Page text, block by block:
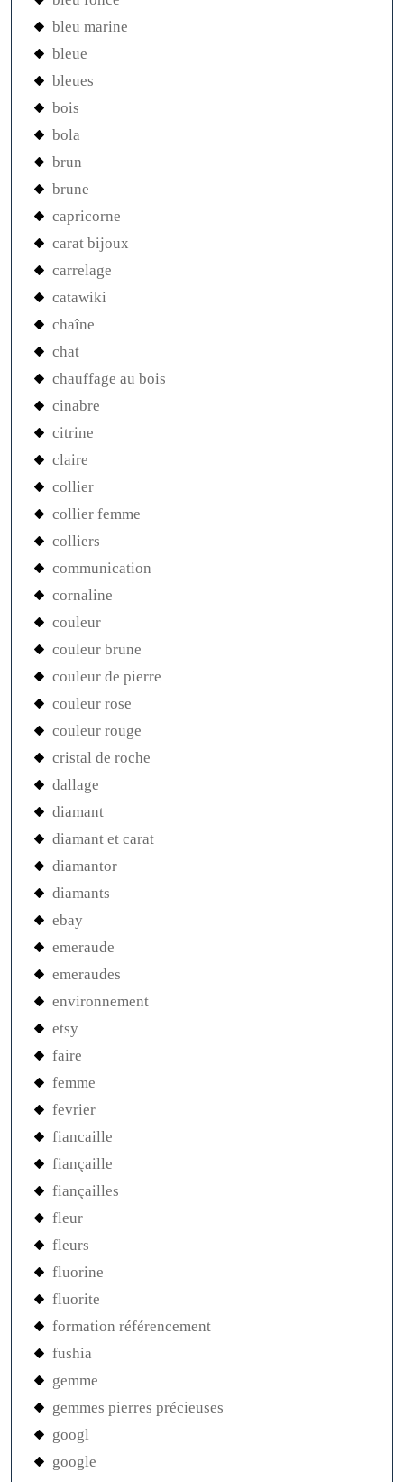
bleu marine
bleue
bleues
bois
bola
brun
brune
capricorne
carat bijoux
carrelage
catawiki
chaîne
chat
chauffage au bois
cinabre
citrine
claire
collier
collier femme
colliers
communication
cornaline
couleur
couleur brune
couleur de pierre
couleur rose
couleur rouge
cristal de roche
dallage
diamant
diamant et carat
diamantor
diamants
ebay
emeraude
emeraudes
environnement
etsy
faire
femme
fevrier
fiancaille
fiançaille
fiançailles
fleur
fleurs
fluorine
fluorite
formation référencement
fushia
gemme
gemmes pierres précieuses
googl
google